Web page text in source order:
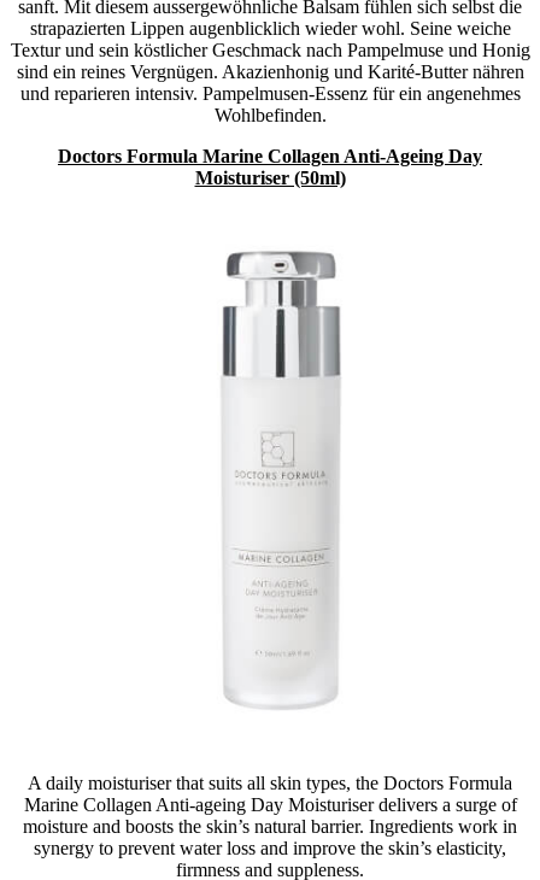
sanft. Mit diesem aussergewöhnliche Balsam fühlen sich selbst die
strapazierten Lippen augenblicklich wieder wohl. Seine weiche
Textur und sein köstlicher Geschmack nach Pampelmuse und Honig
sind ein reines Vergnügen. Akazienhonig und Karité-Butter nähren
und reparieren intensiv. Pampelmusen-Essenz für ein angenehmes
Wohlbefinden.
Doctors Formula Marine Collagen Anti-Ageing Day
Moisturiser (50ml)
A daily moisturiser that suits all skin types, the Doctors Formula
Marine Collagen Anti-ageing Day Moisturiser delivers a surge of
moisture and boosts the skin’s natural barrier. Ingredients work in
synergy to prevent water loss and improve the skin’s elasticity,
firmness and suppleness.